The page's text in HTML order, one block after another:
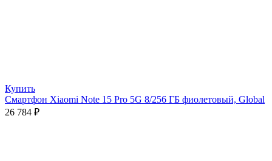
Купить
Смартфон Xiaomi Note 15 Pro 5G 8/256 ГБ фиолетовый, Global
26 784 ₽